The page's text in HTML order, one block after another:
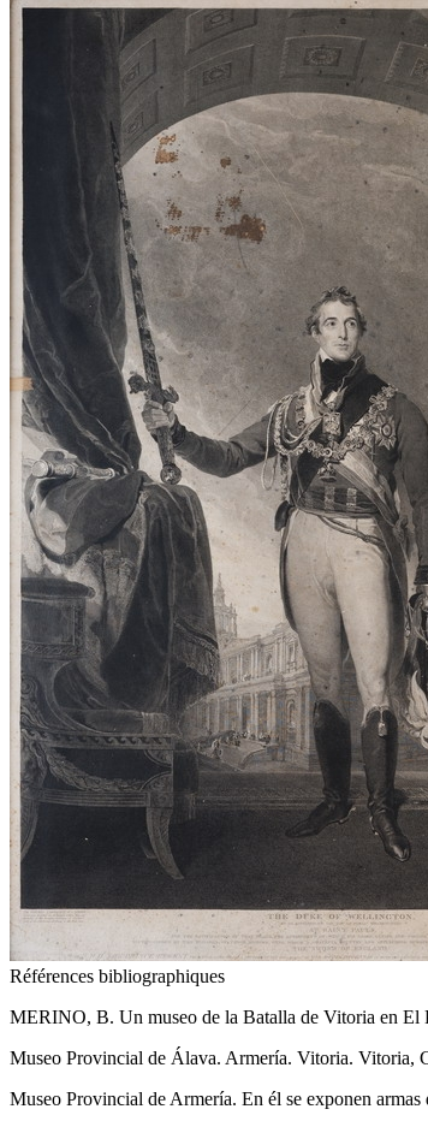
Références bibliographiques
MERINO, B. Un museo de la Batalla de Vitoria en El
Museo Provincial de Álava. Armería. Vitoria. Vitoria,
Museo Provincial de Armería. En él se exponen